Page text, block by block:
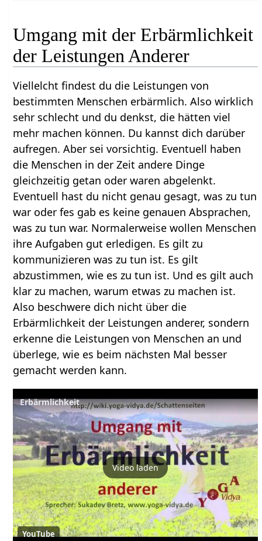
Umgang mit der Erbärmlichkeit
der Leistungen Anderer
Viellelcht findest du die Leistungen von
bestimmten Menschen erbärmlich. Also wirklich
sehr schlecht und du denkst, die hätten viel
mehr machen können. Du kannst dich darüber
aufregen. Aber sei vorsichtig. Eventuell haben
die Menschen in der Zeit andere Dinge
gleichzeitig getan oder waren abgelenkt.
Eventuell hast du nicht genau gesagt, was zu tun
war oder fes gab es keine genauen Absprachen,
was zu tun war. Normalerweise wollen Menschen
ihre Aufgaben gut erledigen. Es gilt zu
kommunizieren was zu tun ist. Es gilt
abzustimmen, wie es zu tun ist. Und es gilt auch
klar zu machen, warum etwas zu machen ist.
Also beschwere dich nicht über die
Erbärmlichkeit der Leistungen anderer, sondern
erkenne die Leistungen von Menschen an und
überlege, wie es beim nächsten Mal besser
gemacht werden kann.
Erbärmlichkeit
Video laden
YouTube